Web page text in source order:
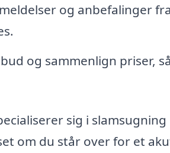
og anbefalinger
og sammenlign priser,
sig i
om du står over for et